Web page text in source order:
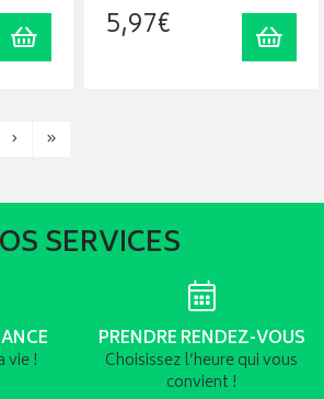
Ajouter au panier
5,97€
› »
SERVICES
vie !
PRENDRE RENDEZ-VOUS
Choisissez l’heure qui vous
convient !